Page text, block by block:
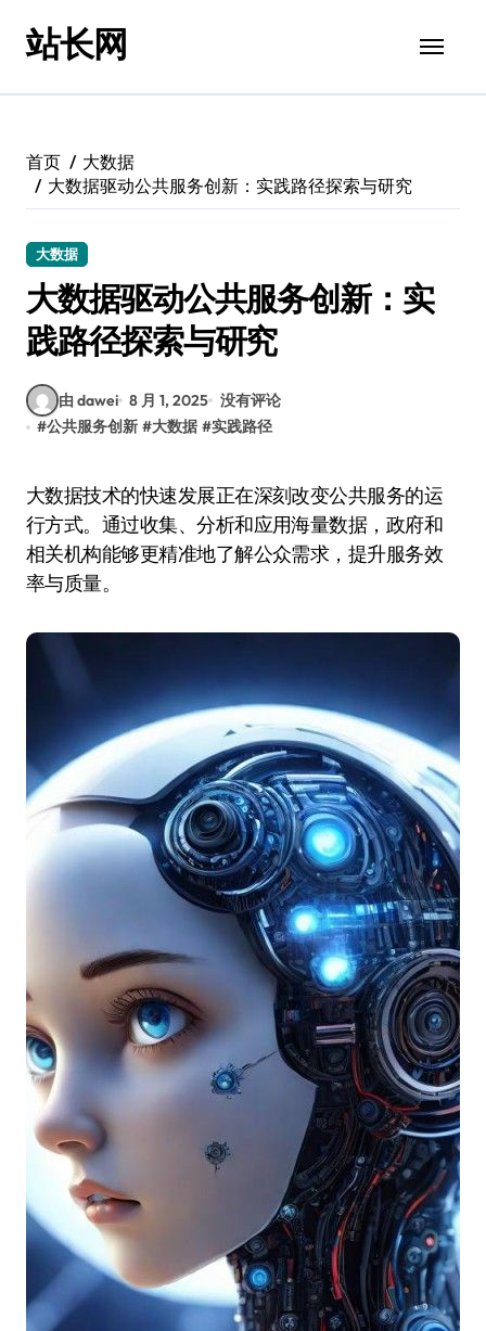
站长网
首页
大数据
大数据驱动公共服务创新：实践路径探索与研究
大数据
大数据驱动公共服务创新：实
践路径探索与研究
由 dawei 8 月 1, 2025 没有评论
#公共服务创新 #大数据 #实践路径
大数据技术的快速发展正在深刻改变公共服务的运
行方式。通过收集、分析和应用海量数据，政府和
相关机构能够更精准地了解公众需求，提升服务效
率与质量。